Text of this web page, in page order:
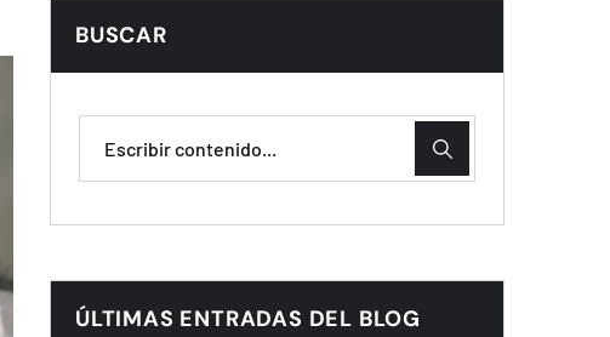
BUSCAR
ÚLTIMAS ENTRADAS DEL BLOG